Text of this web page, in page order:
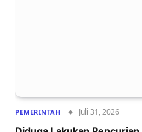
PEMERINTAH Juli 31, 2026